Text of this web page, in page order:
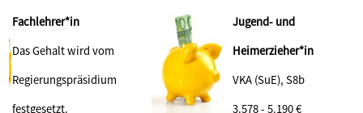
Fachlehrer*in
Das Gehalt wird vom
Regierungspräsidium
festgesetzt.
Jugend- und
Heimerzieher*in
VKA (SuE), S8b
3.578 - 5.190 €